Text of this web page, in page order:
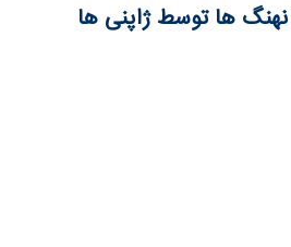
ها توسط ژاپنی ها